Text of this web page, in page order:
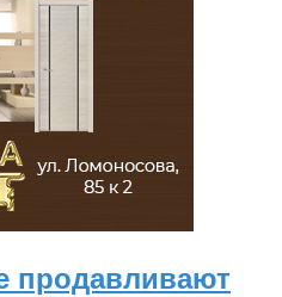
продавливают